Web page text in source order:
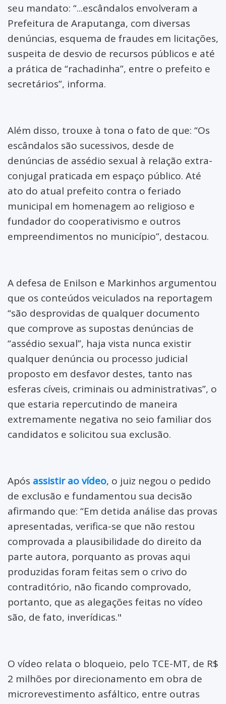
seu mandato: “...escândalos envolveram a
Prefeitura de Araputanga, com diversas
denúncias, esquema de fraudes em licitações,
suspeita de desvio de recursos públicos e até
a prática de “rachadinha”, entre o prefeito e
secretários”, informa.
Além disso, trouxe à tona o fato de que: “Os
escândalos são sucessivos, desde de
denúncias de assédio sexual à relação extra-
conjugal praticada em espaço público. Até
ato do atual prefeito contra o feriado
municipal em homenagem ao religioso e
fundador do cooperativismo e outros
empreendimentos no município”, destacou.
A defesa de Enilson e Markinhos argumentou
que os conteúdos veiculados na reportagem
“são desprovidas de qualquer documento
que comprove as supostas denúncias de
“assédio sexual”, haja vista nunca existir
qualquer denúncia ou processo judicial
proposto em desfavor destes, tanto nas
esferas cíveis, criminais ou administrativas”, o
que estaria repercutindo de maneira
extremamente negativa no seio familiar dos
candidatos e solicitou sua exclusão.
Após assistir ao vídeo, o juiz negou o pedido
de exclusão e fundamentou sua decisão
afirmando que: “Em detida análise das provas
apresentadas, verifica-se que não restou
comprovada a plausibilidade do direito da
parte autora, porquanto as provas aqui
produzidas foram feitas sem o crivo do
contraditório, não ficando comprovado,
portanto, que as alegações feitas no vídeo
são, de fato, inverídicas."
O vídeo relata o bloqueio, pelo TCE-MT, de R$
2 milhões por direcionamento em obra de
microrevestimento asfáltico, entre outras